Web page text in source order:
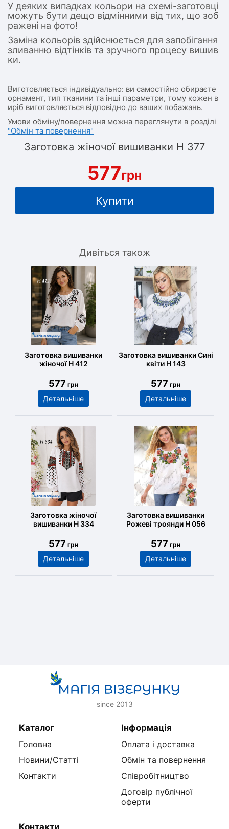
У деяких випадках кольори на схемі-заготовці
можуть бути дещо відмінними від тих, що зоб
ражені на фото!
Заміна кольорів здійснюється для запобігання
зливанню відтінків та зручного процесу вишив
ки.
Виготовляється індивідуально: ви самостійно обираєте
орнамент, тип тканини та інші параметри, тому кожен в
иріб виготовляється відповідно до ваших побажань.
Умови обміну/повернення можна переглянути в розділі
"Обмін та повернення"
Заготовка жіночої вишиванки Н 377
577грн
Купити
Дивіться також
Заготовка вишиванки
жіночої Н 412
577 грн
Детальніше
Заготовка вишиванки Сині
квіти Н 143
577 грн
Детальніше
Заготовка жіночої
вишиванки Н 334
577 грн
Детальніше
Заготовка вишиванки
Рожеві троянди Н 056
577 грн
Детальніше
since 2013
Каталог
Головна
Новини/Статті
Контакти
Інформація
Оплата і доставка
Обмін та повернення
Співробітництво
Договір публічної
оферти